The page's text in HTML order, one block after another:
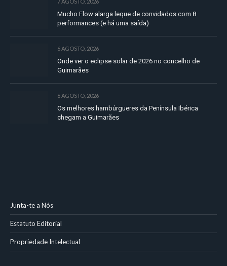
Mucho Flow alarga leque de convidados com 8
performances (e há uma saída)
6 AGOSTO, 2026
Onde ver o eclipse solar de 2026 no concelho de
Guimarães
6 AGOSTO, 2026
Os melhores hambúrgueres da Península Ibérica
chegam a Guimarães
Junta-te a Nós
Estatuto Editorial
Propriedade Intelectual